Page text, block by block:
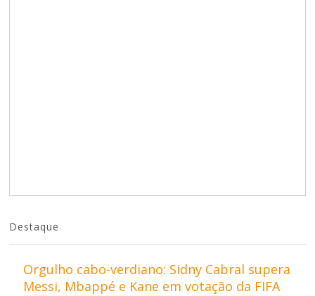
Destaque
Orgulho cabo-verdiano: Sidny Cabral supera
Messi, Mbappé e Kane em votação da FIFA